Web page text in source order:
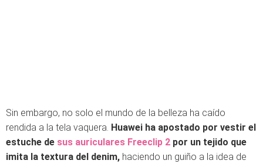
Sin embargo, no solo el mundo de la belleza ha caído
rendida a la tela vaquera. Huawei ha apostado por vestir el
estuche de sus auriculares Freeclip 2 por un tejido que
imita la textura del denim, haciendo un guiño a la idea de